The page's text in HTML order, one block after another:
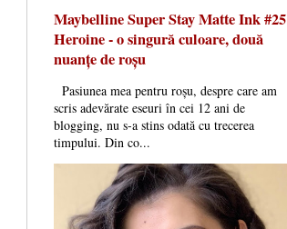
Maybelline Super Stay Matte Ink #25
Heroine - o singură culoare, două
nuanțe de roșu
Pasiunea mea pentru roșu, despre care am
scris adevărate eseuri în cei 12 ani de
blogging, nu s-a stins odată cu trecerea
timpului. Din co...